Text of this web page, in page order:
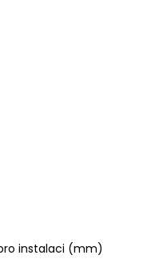
instalaci (mm)